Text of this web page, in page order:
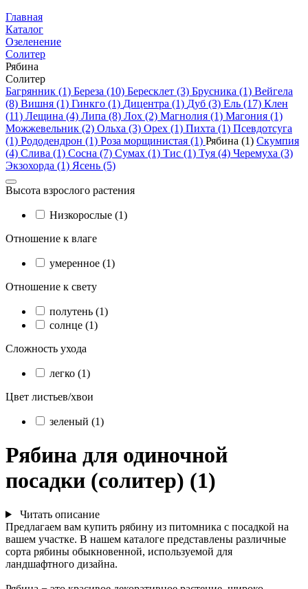
Главная
Каталог
Озеленение
Солитер
Рябина
Солитер
Багрянник (1) Береза (10) Бересклет (3) Брусника (1) Вейгела
(8) Вишня (1) Гинкго (1) Дицентра (1) Дуб (3) Ель (17) Клен
(11) Лещина (4) Липа (8) Лох (2) Магнолия (1) Магония (1)
Можжевельник (2) Ольха (3) Орех (1) Пихта (1) Псевдотсуга
(1) Рододендрон (1) Роза морщинистая (1) Рябина (1) Скумпия
(4) Слива (1) Сосна (7) Сумах (1) Тис (1) Туя (4) Черемуха (3)
Экзохорда (1) Ясень (5)
Высота взрослого растения
Низкорослые (1)
Отношение к влаге
умеренное (1)
Отношение к свету
полутень (1)
солнце (1)
Сложность ухода
легко (1)
Цвет листьев/хвои
зеленый (1)
Рябина для одиночной
посадки (солитер) (1)
Читать описание
Предлагаем вам купить рябину из питомника с посадкой на
вашем участке. В нашем каталоге представлены различные
сорта рябины обыкновенной, используемой для
ландшафтного дизайна.